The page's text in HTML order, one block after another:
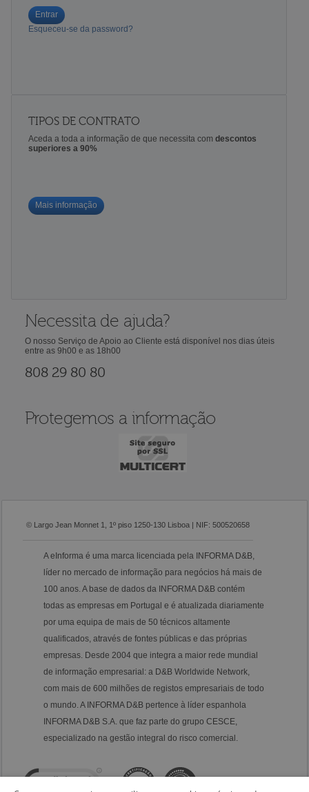
Entrar
Esqueceu-se da password?
TIPOS DE CONTRATO
Aceda a toda a informação de que necessita com descontos
superiores a 90%
Mais informação
Necessita de ajuda?
O nosso Serviço de Apoio ao Cliente está disponível nos dias úteis
entre as 9h00 e as 18h00
808 29 80 80
Protegemos a informação
© Largo Jean Monnet 1, 1º piso 1250-130 Lisboa | NIF: 500520658
A eInforma é uma marca licenciada pela INFORMA D&B,
líder no mercado de informação para negócios há mais de
100 anos. A base de dados da INFORMA D&B contém
todas as empresas em Portugal e é atualizada diariamente
por uma equipa de mais de 50 técnicos altamente
qualificados, através de fontes públicas e das próprias
empresas. Desde 2004 que integra a maior rede mundial
de informação empresarial: a D&B Worldwide Network,
com mais de 600 milhões de registos empresariais de todo
o mundo. A INFORMA D&B pertence à líder espanhola
INFORMA D&B S.A. que faz parte do grupo CESCE,
especializado na gestão integral do risco comercial.